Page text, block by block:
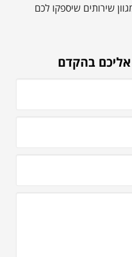
שירותים שיספקו לכם
אליכם בהקדם